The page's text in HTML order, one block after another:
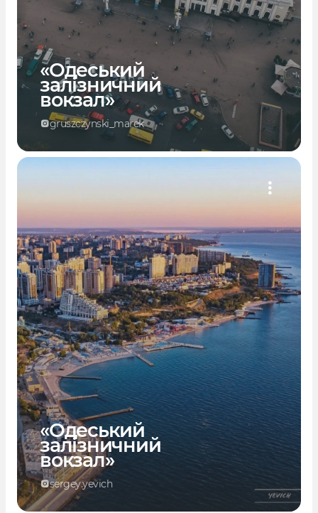
«Одеський
залізничний
вокзал»
gruszczynski_marek
«Одеський
залізничний
вокзал»
sergey.yevich